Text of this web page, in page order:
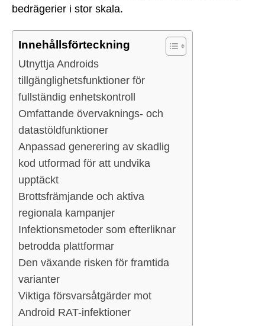
bedrägerier i stor skala.
Innehållsförteckning
Utnyttja Androids
tillgänglighetsfunktioner för
fullständig enhetskontroll
Omfattande övervaknings- och
datastöldfunktioner
Anpassad generering av skadlig
kod utformad för att undvika
upptäckt
Brottsfrämjande och aktiva
regionala kampanjer
Infektionsmetoder som efterliknar
betrodda plattformar
Den växande risken för framtida
varianter
Viktiga försvarsåtgärder mot
Android RAT-infektioner